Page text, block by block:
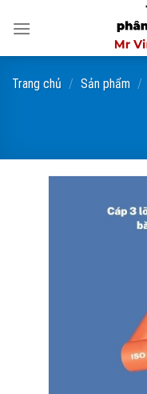
Trang chủ / Sản phẩm /